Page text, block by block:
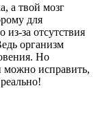
а твой мозг
для
за отсутствия
организм
Но
можно исправить,